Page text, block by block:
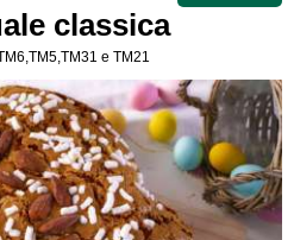
classica
e TM21